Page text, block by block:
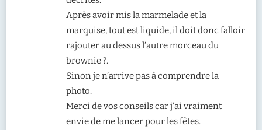
Après avoir mis la marmelade et la
marquise, tout est liquide, il doit donc falloir
rajouter au dessus l’autre morceau du
brownie ?.
Sinon je n’arrive pas à comprendre la
photo.
Merci de vos conseils car j’ai vraiment
envie de me lancer pour les fêtes.